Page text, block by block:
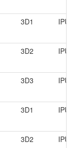
3D1 IPU
3D2 IPU
3D3 IPU
3D1 IPU
3D2 IPU